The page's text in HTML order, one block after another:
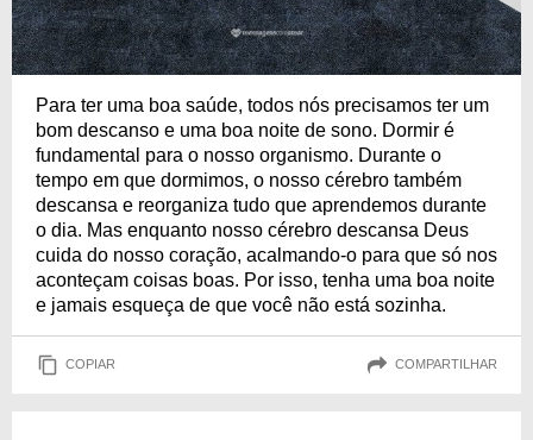
Para ter uma boa saúde, todos nós precisamos ter um
bom descanso e uma boa noite de sono. Dormir é
fundamental para o nosso organismo. Durante o
tempo em que dormimos, o nosso cérebro também
descansa e reorganiza tudo que aprendemos durante
o dia. Mas enquanto nosso cérebro descansa Deus
cuida do nosso coração, acalmando-o para que só nos
aconteçam coisas boas. Por isso, tenha uma boa noite
e jamais esqueça de que você não está sozinha.
COPIAR COMPARTILHAR